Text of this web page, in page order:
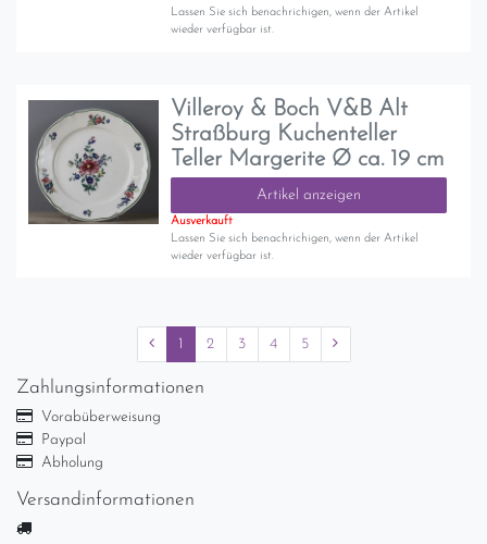
Lassen Sie sich benachrichigen, wenn der Artikel
wieder verfügbar ist.
Villeroy & Boch V&B Alt
Straßburg Kuchenteller
Teller Margerite Ø ca. 19 cm
Artikel anzeigen
Ausverkauft
Lassen Sie sich benachrichigen, wenn der Artikel
wieder verfügbar ist.
1 2 3 4 5
Zahlungsinformationen
Vorabüberweisung
Paypal
Abholung
Versandinformationen